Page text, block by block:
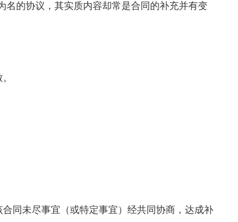
名的协议，其实质内容却常是合同的补充并有变
同未尽事宜（或特定事宜）经共同协商，达成补